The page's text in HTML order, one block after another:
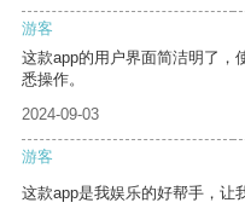
游客
这款app的用户界面简洁明了，
悉操作。
2024-09-03
游客
这款app是我娱乐的好帮手，让